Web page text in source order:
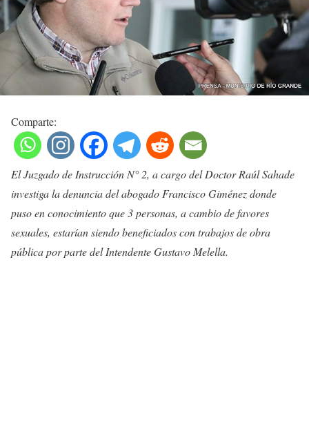
Comparte:
El Juzgado de Instrucción N° 2, a cargo del Doctor Raúl Sahade
investiga la denuncia del abogado Francisco Giménez donde
puso en conocimiento que 3 personas, a cambio de favores
sexuales, estarían siendo beneficiados con trabajos de obra
pública por parte del Intendente Gustavo Melella.